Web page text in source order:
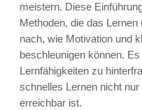
meistern. Diese
Methoden, die das
nach, wie Motivation und
beschleunigen können.
Lernfähigkeiten zu
schnelles Lernen nicht
erreichbar ist.